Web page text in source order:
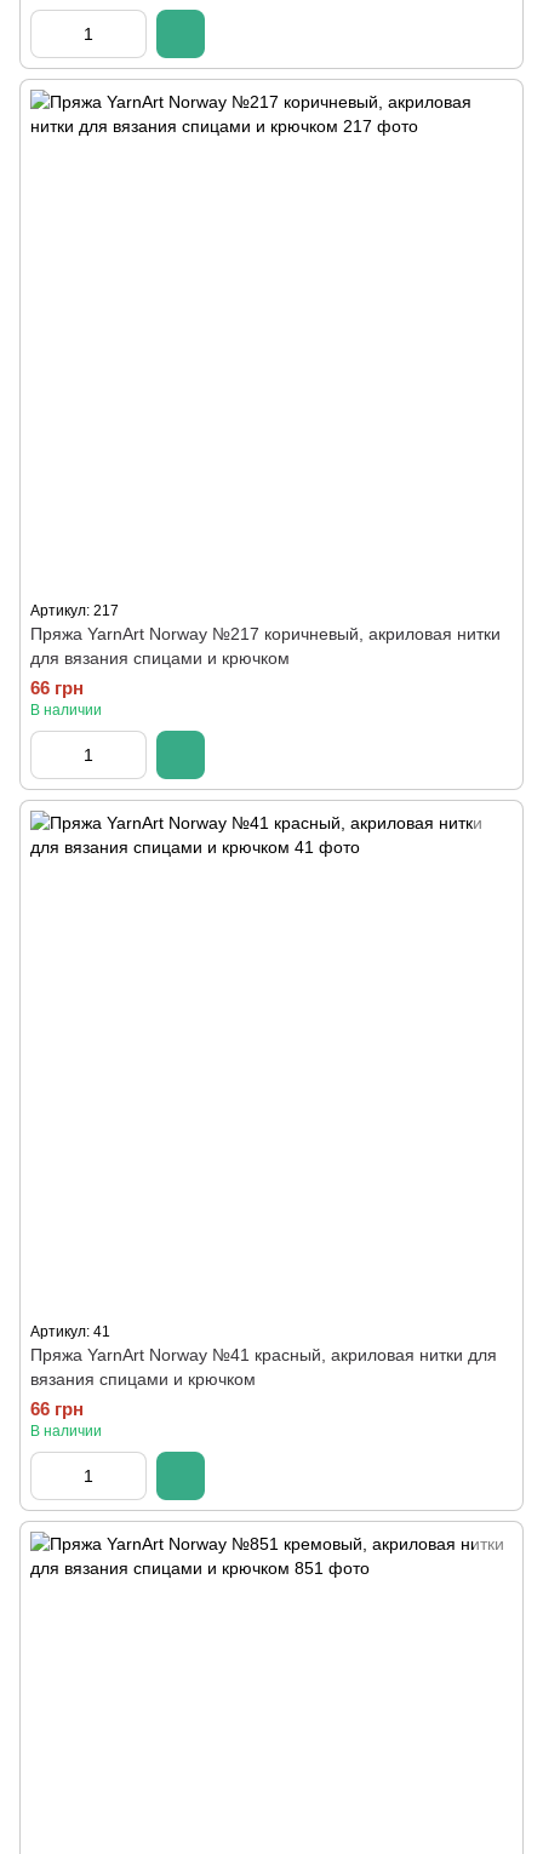
Артикул: 217
Пряжа YarnArt Norway №217 коричневый, акриловая нитки
для вязания спицами и крючком
66 грн
В наличии
Артикул: 41
Пряжа YarnArt Norway №41 красный, акриловая нитки для
вязания спицами и крючком
66 грн
В наличии